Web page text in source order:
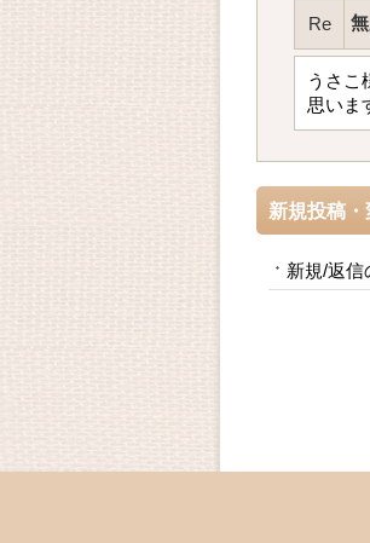
Re
うさこ
思いま
新規投稿
新規/返信